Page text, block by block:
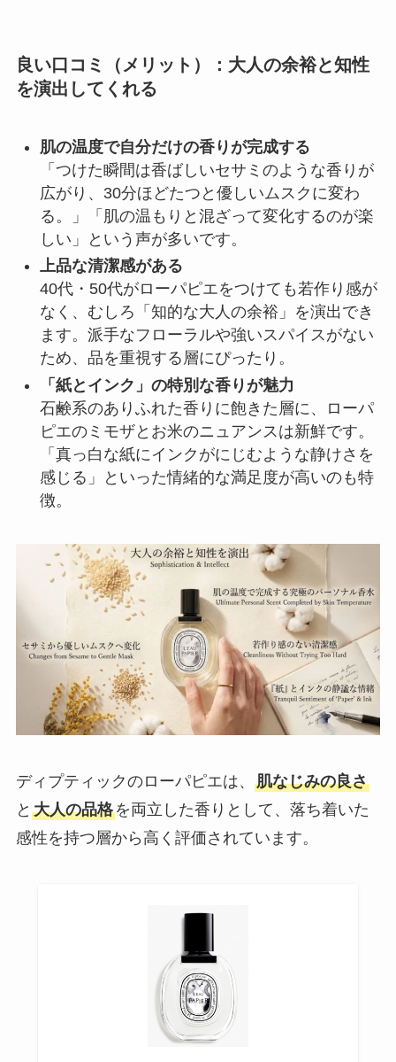
良い口コミ（メリット）：大人の余裕と知性
を演出してくれる
肌の温度で自分だけの香りが完成する
「つけた瞬間は香ばしいセサミのような香りが
広がり、30分ほどたつと優しいムスクに変わ
る。」「肌の温もりと混ざって変化するのが楽
しい」という声が多いです。
上品な清潔感がある
40代・50代がローパピエをつけても若作り感が
なく、むしろ「知的な大人の余裕」を演出でき
ます。派手なフローラルや強いスパイスがない
ため、品を重視する層にぴったり。
「紙とインク」の特別な香りが魅力
石鹸系のありふれた香りに飽きた層に、ローパ
ピエのミモザとお米のニュアンスは新鮮です。
「真っ白な紙にインクがにじむような静けさを
感じる」といった情緒的な満足度が高いのも特
徴。
ディプティックのローパピエは、 肌なじみの良さ
と 大人の品格を両立した香りとして、落ち着いた
感性を持つ層から高く評価されています。